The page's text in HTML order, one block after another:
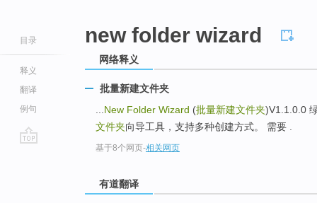
目录
释义
翻译
例句
new folder wizard
网络释义
批量新建文件夹
New Folder Wizard (批量新建文件夹)V1.1.0.0
文件夹向导工具，支持多种创建方式。 需要 .
基于8个网页-相关网页
有道翻译